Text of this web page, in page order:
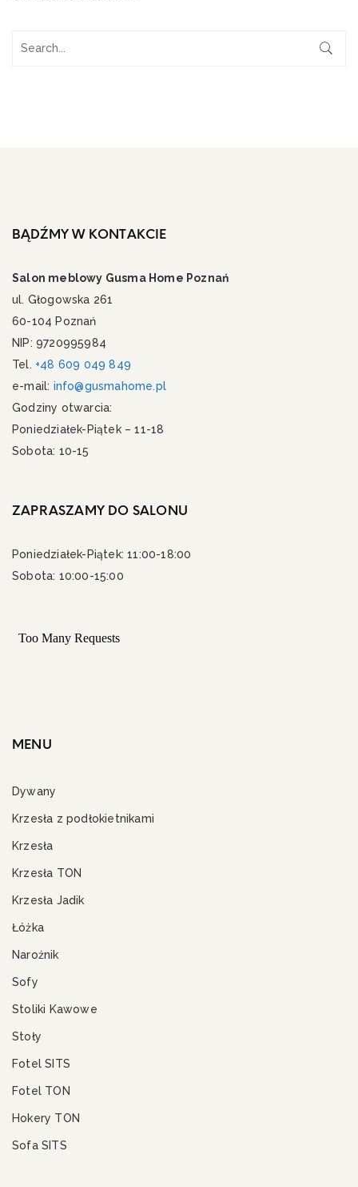
BĄDŹMY W KONTAKCIE
Salon meblowy Gusma Home Poznań
ul. Głogowska 261
60-104 Poznań
NIP: 9720995984
Tel. +48 609 049 849
e-mail: info@gusmahome.pl
Godziny otwarcia:
Poniedziałek-Piątek – 11-18
Sobota: 10-15
ZAPRASZAMY DO SALONU
Poniedziałek-Piątek: 11:00-18:00
Sobota: 10:00-15:00
MENU
Dywany
Krzesła z podłokietnikami
Krzesła
Krzesła TON
Krzesła Jadik
Łóżka
Narożnik
Sofy
Stoliki Kawowe
Stoły
Fotel SITS
Fotel TON
Hokery TON
Sofa SITS